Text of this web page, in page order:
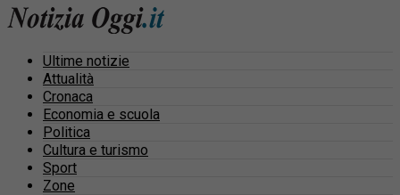
Ultime notizie
Attualità
Cronaca
Economia e scuola
Politica
Cultura e turismo
Sport
Zone